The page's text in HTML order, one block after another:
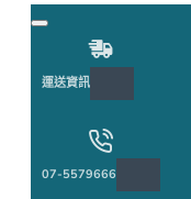
運送資訊
07-5579666